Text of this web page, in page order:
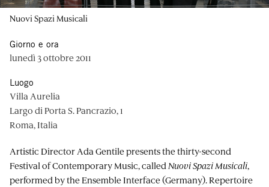
Nuovi Spazi Musicali
Artistic Director Ada Gentile presents the thirty-second
Festival of Contemporary Music, called Nuovi Spazi Musicali,
performed by the Ensemble Interface (Germany). Repertoire
Giorno e ora
lunedì 3 ottobre 2011
Luogo
Villa Aurelia
Largo di Porta S. Pancrazio, 1
Roma, Italia